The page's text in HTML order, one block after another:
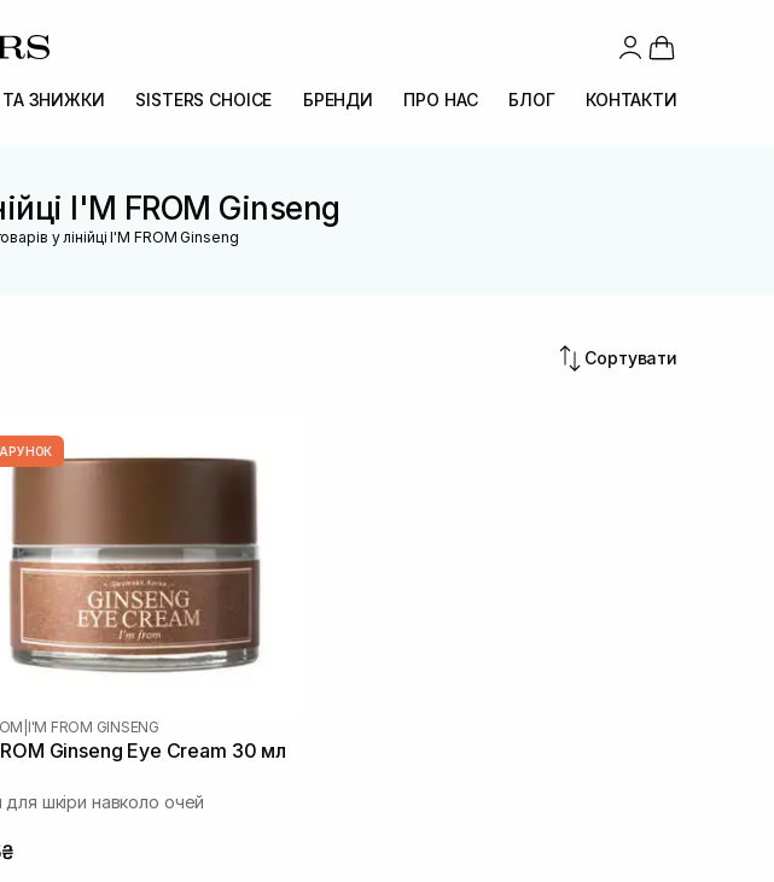
ТА ЗНИЖКИ SISTERS CHOICE БРЕНДИ ПРО НАС БЛОГ КОНТАКТИ
I'M FROM Ginseng
у лінійці I'M FROM Ginseng
Сортувати
I'M FROM GINSENG
Ginseng Eye Cream 30 мл
шкіри навколо очей